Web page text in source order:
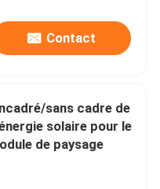
Contact
sans cadre de
solaire pour le
de paysage